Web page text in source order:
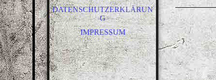
DATENSCHUTZERKLÄRUN
G
IMPRESSUM